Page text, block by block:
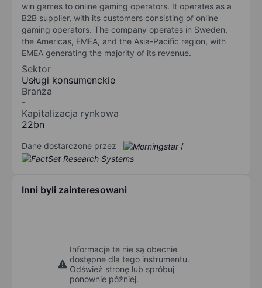
win games to online gaming operators. It operates as a
B2B supplier, with its customers consisting of online
gaming operators. The company operates in Sweden,
the Americas, EMEA, and the Asia-Pacific region, with
EMEA generating the majority of its revenue.
Sektor
Usługi konsumenckie
Branża
-
Kapitalizacja rynkowa
22bn
Dane dostarczone przez /
Inni byli zainteresowani
Informacje te nie są obecnie
dostępne dla tego instrumentu.
Odśwież stronę lub spróbuj
ponownie później.